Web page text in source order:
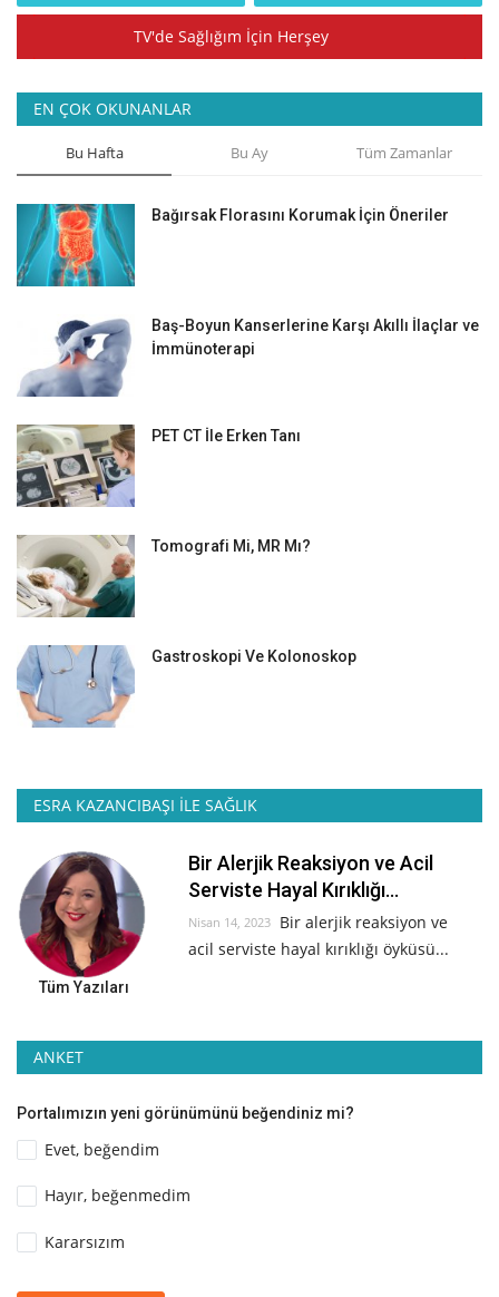
TV'de Sağlığım İçin Herşey
EN ÇOK OKUNANLAR
Bu Hafta Bu Ay Tüm Zamanlar
Bağırsak Florasını Korumak İçin Öneriler
Baş-Boyun Kanserlerine Karşı Akıllı İlaçlar ve
İmmünoterapi
PET CT İle Erken Tanı
Tomografi Mi, MR Mı?
Gastroskopi Ve Kolonoskop
ESRA KAZANCIBAŞI İLE SAĞLIK
Bir Alerjik Reaksiyon ve Acil
Serviste Hayal Kırıklığı...
Nisan 14, 2023 Bir alerjik reaksiyon ve
acil serviste hayal kırıklığı öyküsü...
Tüm Yazıları
ANKET
Portalımızın yeni görünümünü beğendiniz mi?
Evet, beğendim
Hayır, beğenmedim
Kararsızım